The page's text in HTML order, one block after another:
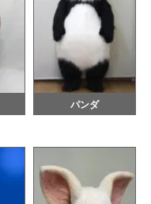
パンダ